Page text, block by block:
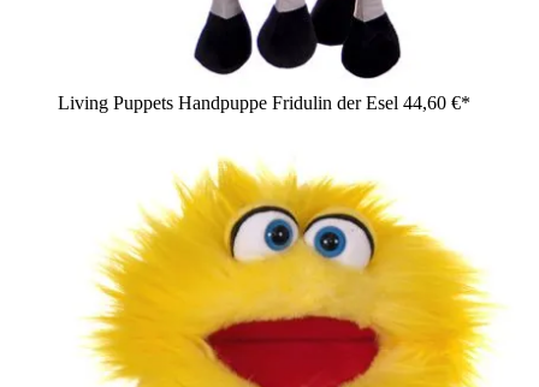
Living Puppets Handpuppe Fridulin der Esel 44,60 €*